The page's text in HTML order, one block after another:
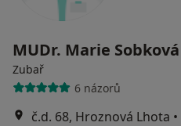
MUDr. Marie Sobková
Zubař
6 názorů
č.d. 68, Hroznová Lhota •